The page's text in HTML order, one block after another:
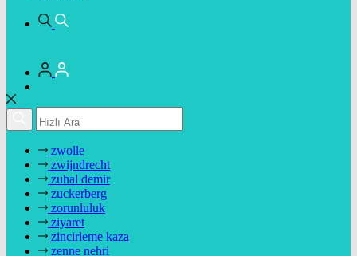
zwolle
zwijndrecht
zuhal demir
zuckerberg
zorunluluk
ziyaret
zincirleme kaza
zenne nehri